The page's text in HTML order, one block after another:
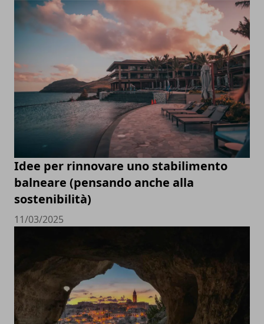
Idee per rinnovare uno stabilimento
balneare (pensando anche alla
sostenibilità)
11/03/2025